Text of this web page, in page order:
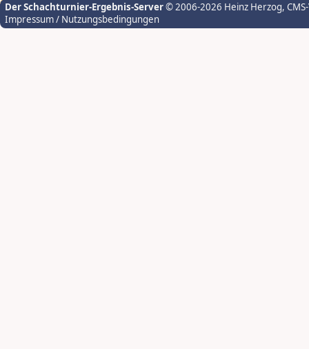
Der Schachturnier-Ergebnis-Server© 2006-2026 Heinz Herzog,
Impressum / Nutzungsbedingungen